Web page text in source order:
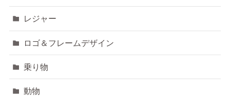
レジャー
ロゴ＆フレームデザイン
乗り物
動物